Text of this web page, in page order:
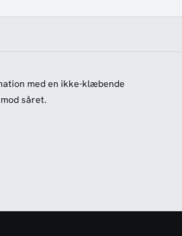
med en ikke-klæbende
såret.